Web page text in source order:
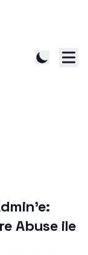
Abuse ile